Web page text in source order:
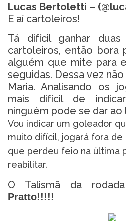
Lucas Bertoletti –
E aí cartoleiros!
Tá difícil ganhar duas
cartoleiros, então bora
alguém que mite para
seguidas. Dessa vez
Maria. Analisando os
mais difícil de
ninguém pode se dar ao
Vou indicar um goleador
muito difícil, jogará fora
que perdeu feio na última
reabilitar.
O Talismã da rodada
Pratto!!!!!